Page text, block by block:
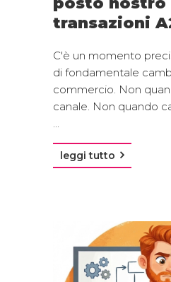
transazioni
C'è un momento
di fondamentale
commercio. Non
canale. Non quando
...
leggi tutto